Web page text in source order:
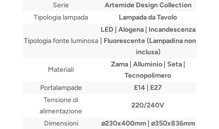
Serie
Artemide Design Collection
Tipologia lampada
Lampada da Tavolo
Tipologia fonte luminosa
LED | Alogena | Incandescenza
| Fluorescente (Lampadina non
inclusa)
Materiali
Zama | Alluminio | Seta |
Tecnopolimero
Portalampade
E14 | E27
Tensione di
alimentazione
220/240V
Dimensioni
⌀230x400mm | ⌀350x836mm